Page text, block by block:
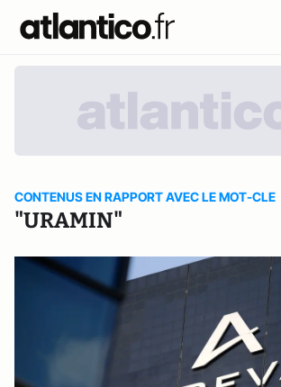
CONTENUS EN RAPPORT AVEC LE MOT-CLE
"URAMIN"